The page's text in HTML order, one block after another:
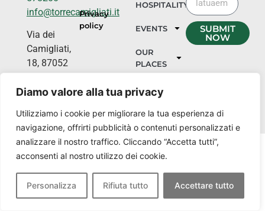
Diamo valore alla tua privacy
Utilizziamo i cookie per migliorare la tua esperienza di
navigazione, offrirti pubblicità o contenuti personalizzati e
analizzare il nostro traffico. Cliccando “Accetta tutti”,
acconsenti al nostro utilizzo dei cookie.
Personalizza Rifiuta tutto Accettare tutto
info@torrecamigliati.it
Via dei
Camigliati,
18, 87052
Silano CS
Privacy
policy
HOSPITALITY
EVENTS
OUR
PLACES
SUBMIT
NOW